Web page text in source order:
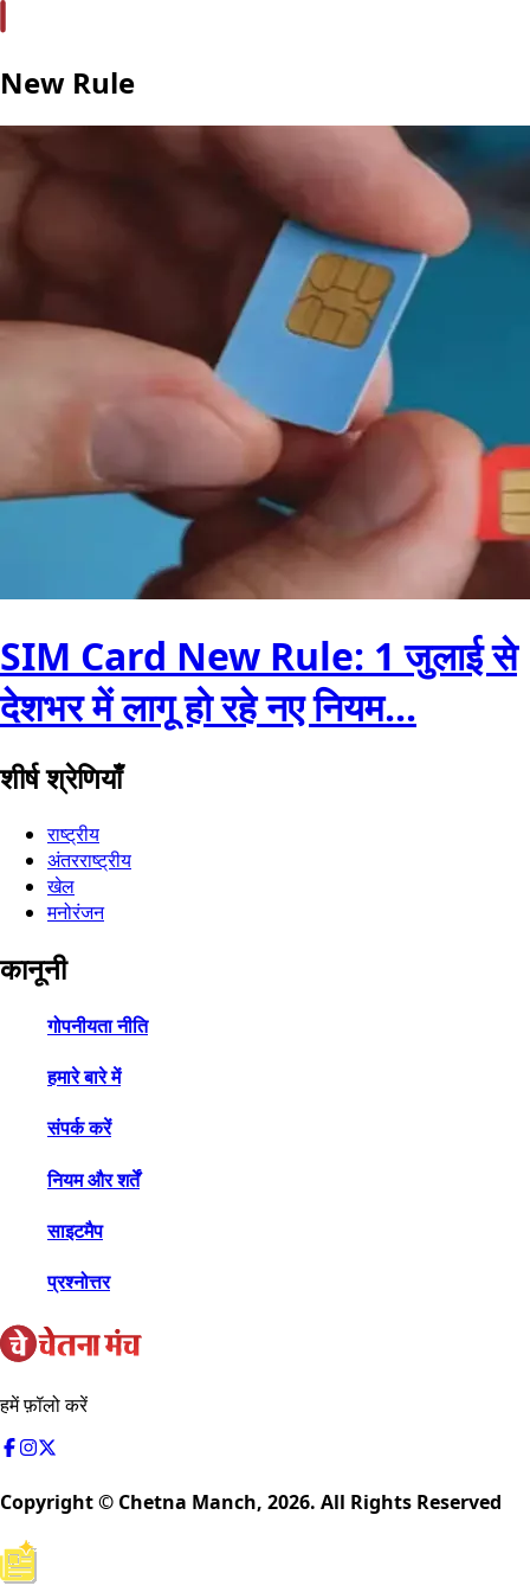
New Rule
SIM Card New Rule: 1 जुलाई से
देशभर में लागू हो रहे नए नियम...
शीर्ष श्रेणियाँ
राष्ट्रीय
अंतरराष्ट्रीय
खेल
मनोरंजन
कानूनी
गोपनीयता नीति
हमारे बारे में
संपर्क करें
नियम और शर्तें
साइटमैप
प्रश्नोत्तर
हमें फ़ॉलो करें
Copyright © Chetna Manch, 2026. All Rights Reserved